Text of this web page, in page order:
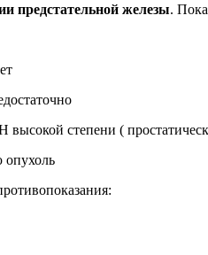
предстательной железы.
степени (
опухоль